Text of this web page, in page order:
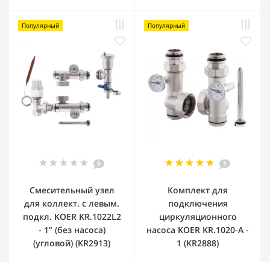
Популярный
0
Смесительный узел
для коллект. с левым.
подкл. KOER KR.1022L2
- 1” (без насоса)
(угловой) (KR2913)
Популярный
1
Комплект для
подключения
циркуляционного
насоса KOER KR.1020-A -
1 (KR2888)